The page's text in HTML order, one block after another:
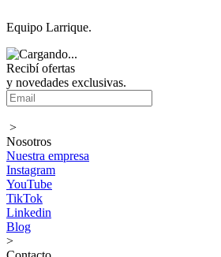
Equipo Larrique.
Recibí ofertas
y novedades exclusivas.
>
Nosotros
Nuestra empresa
Instagram
YouTube
TikTok
Linkedin
Blog
>